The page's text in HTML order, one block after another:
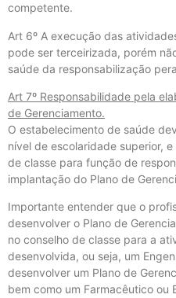
competente.
Art 6º A execução das
pode ser terceirizada, porém
saúde da responsabilização
Art 7º Responsabilidade pela
de Gerenciamento.
O estabelecimento de saúde
nível de escolaridade superior,
de classe para função de
implantação do Plano de
Importante entender que o
desenvolver o Plano de
no conselho de classe para a
desenvolvida, ou seja, um
desenvolver um Plano de
bem como um Farmacêutico ou